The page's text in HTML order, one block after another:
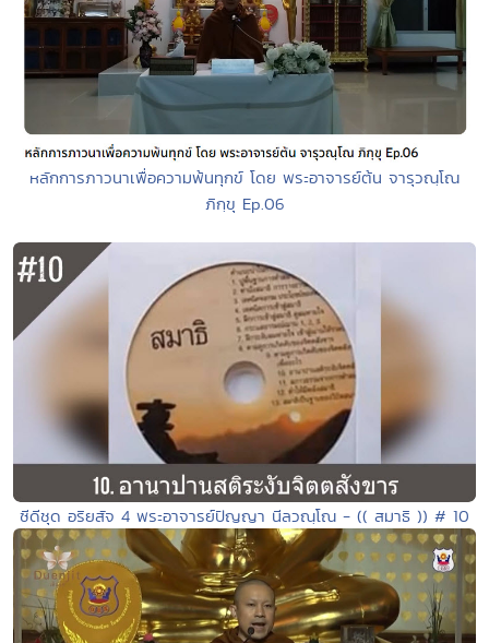
หลักการภาวนาเพื่อความพ้นทุกข์ โดย พระอาจารย์ต้น จารุวณฺโณ
ภิกฺขุ Ep.06
ซีดีชุด อริยสัจ 4 พระอาจารย์ปัญญา นีลวณฺโณ - (( สมาธิ )) # 10